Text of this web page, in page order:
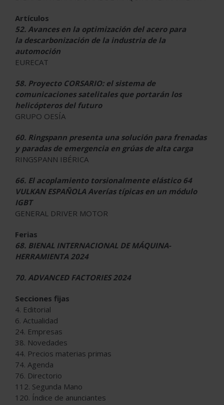
Artículos
52. Avances en la optimización del acero para
la descarbonización de la industria de la
automoción
EURECAT
58. Proyecto CORSARIO: el sistema de
comunicaciones satelitales que portarán los
helicópteros del futuro
GRUPO OESÍA
60. Ringspann presenta una solución para frenadas
y paradas de emergencia en grúas de alta carga
RINGSPANN IBÉRICA
66. El acoplamiento torsionalmente elástico 64
VULKAN ESPAÑOLA Averías típicas en un módulo
IGBT
GENERAL DRIVER MOTOR
Ferias
68. BIENAL INTERNACIONAL DE MÁQUINA-
HERRAMIENTA 2024
70. ADVANCED FACTORIES 2024
Secciones fijas
4. Editorial
6. Actualidad
24. Empresas
38. Novedades
44. Precios materias primas
74. Agenda
76. Directorio
112. Segunda Mano
120. Índice de anunciantes